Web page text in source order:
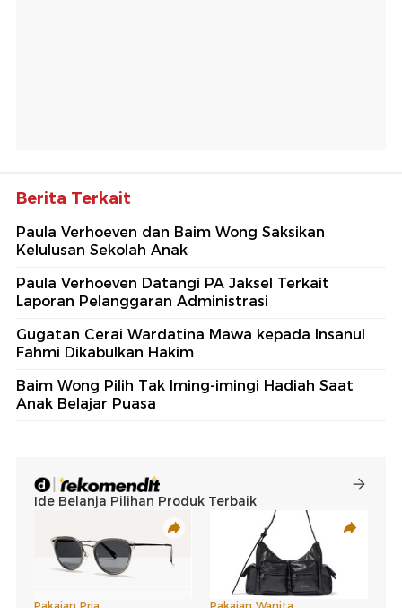
Berita Terkait
Paula Verhoeven dan Baim Wong Saksikan
Kelulusan Sekolah Anak
Paula Verhoeven Datangi PA Jaksel Terkait
Laporan Pelanggaran Administrasi
Gugatan Cerai Wardatina Mawa kepada Insanul
Fahmi Dikabulkan Hakim
Baim Wong Pilih Tak Iming-imingi Hadiah Saat
Anak Belajar Puasa